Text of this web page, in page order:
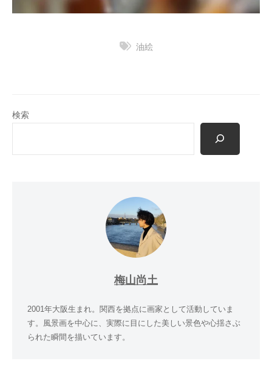
油絵
検索
梅山尚土
2001年大阪生まれ。関西を拠点に画家として活動していま
す。風景画を中心に、実際に目にした美しい景色や心揺さぶ
られた瞬間を描いています。